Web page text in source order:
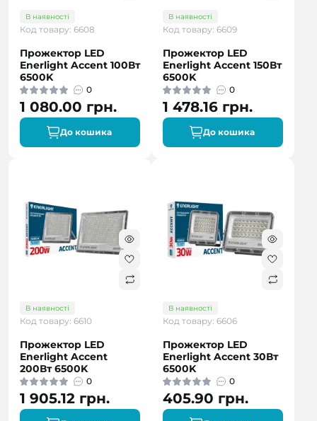
В наявності
Код товару: 6608
Прожектор LED
Enerlight Accent 100Вт
6500K
0
1 080.00 грн.
До кошика
В наявності
Код товару: 6609
Прожектор LED
Enerlight Accent 150Вт
6500K
0
1 478.16 грн.
До кошика
В наявності
Код товару: 6610
Прожектор LED
Enerlight Accent
200Вт 6500K
0
1 905.12 грн.
В наявності
Код товару: 6606
Прожектор LED
Enerlight Accent 30Вт
6500K
0
405.90 грн.